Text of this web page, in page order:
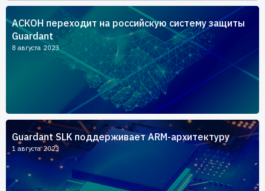
Пресс-центр
Новости
Мероприятия
Пользователям
Техническая поддержка
АСКОН переходит на российскую систему защиты
Guardant
8 августа 2023
Guardant SLK поддерживает ARM-архитектуру
1 августа 2023